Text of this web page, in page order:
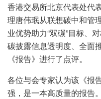
香港交易所北京代表处代
理唐伟珉从联想碳中和管
业优势助力“双碳”目标、
碳披露信息透明度、全面
《报告》进行了点评。
各位与会专家认为该《报
强，是一本高质量的报告